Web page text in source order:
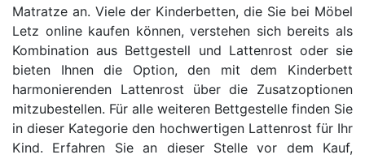
Matratze an. Viele der Kinderbetten, die Sie bei Möbel
Letz online kaufen können, verstehen sich bereits als
Kombination aus Bettgestell und Lattenrost oder sie
bieten Ihnen die Option, den mit dem Kinderbett
harmonierenden Lattenrost über die Zusatzoptionen
mitzubestellen. Für alle weiteren Bettgestelle finden Sie
in dieser Kategorie den hochwertigen Lattenrost für Ihr
Kind. Erfahren Sie an dieser Stelle vor dem Kauf,